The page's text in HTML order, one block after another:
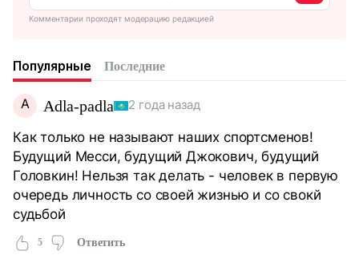
Комментарии проходят модерацию редакцией
Популярные Последние
A Adla-padla 2 года назад
Как только не называют наших спортсменов!
Будущий Месси, будущий Джокович, будущий
Головкин! Нельзя так делать - человек в первую
очередь личность со своей жизнью и со свокй
судьбой
5 Ответить